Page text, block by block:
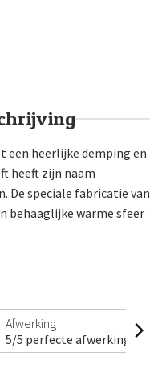
een heerlijke demping en
heeft zijn naam
De speciale fabricatie van
behaaglijke warme sfeer
Afwerking
5/5 perfecte afwerking